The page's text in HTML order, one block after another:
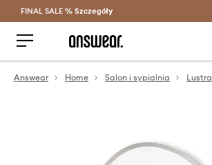
Oszczędzaj z Answear Club >
FINAL SALE % Szczegóły
Answear Home Salon i sypialnia Lustra